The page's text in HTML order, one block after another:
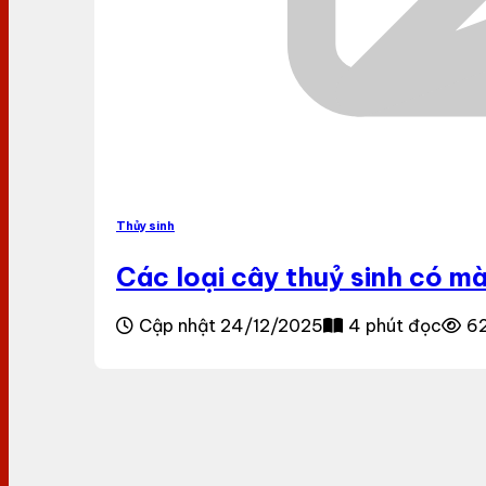
Thủy sinh
Các loại cây thuỷ sinh có
Cập nhật 24/12/2025 4 phút đọc